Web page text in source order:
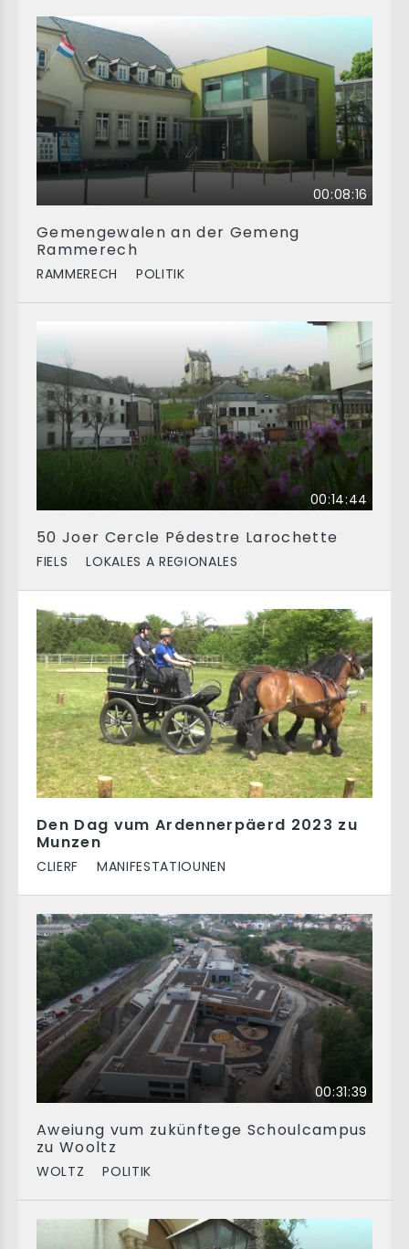
00:08:16
Gemengewalen an der Gemeng
Rammerech
RAMMERECH POLITIK
00:14:44
50 Joer Cercle Pédestre Larochette
FIELS LOKALES A REGIONALES
Den Dag vum Ardennerpäerd 2023 zu
Munzen
CLIERF MANIFESTATIOUNEN
00:31:39
Aweiung vum zukünftege Schoulcampus
zu Wooltz
WOLTZ POLITIK